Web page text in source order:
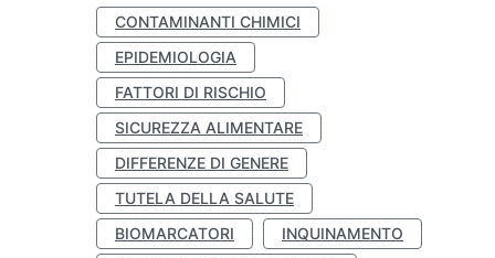
CONTAMINANTI CHIMICI
EPIDEMIOLOGIA
FATTORI DI RISCHIO
SICUREZZA ALIMENTARE
DIFFERENZE DI GENERE
TUTELA DELLA SALUTE
BIOMARCATORI
INQUINAMENTO